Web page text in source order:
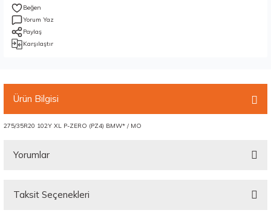
Yorum Yaz
Paylaş
Karşılaştır
Ürün Bilgisi
275/35R20 102Y XL P-ZERO (PZ4) BMW* / MO
Yorumlar
Taksit Seçenekleri